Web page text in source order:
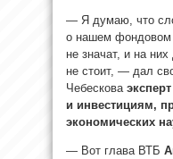
— Я думаю, что
о нашем фондовом
не значат, и на
не стоит, — дал
Чебескова
и инвестициям,
экономических
— Вот глава ВТБ